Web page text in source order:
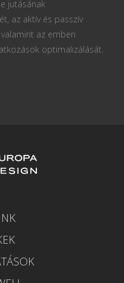
jutásának
az aktív és passzív
az emberi
optimalizálását.